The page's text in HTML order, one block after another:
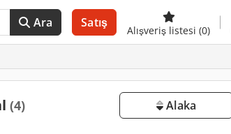
Ara Satış
Alışveriş listesi (0)
(4) Alaka